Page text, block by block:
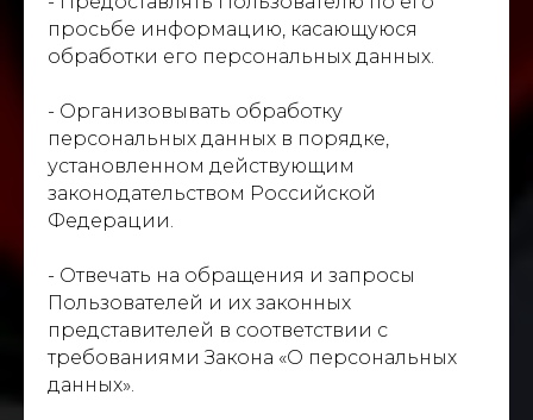
просьбе информацию, касающуюся
обработки его персональных данных.
- Организовывать обработку
персональных данных в порядке,
установленном действующим
законодательством Российской
Федерации.
- Отвечать на обращения и запросы
Пользователей и их законных
представителей в соответствии с
требованиями Закона «О персональных
данных».